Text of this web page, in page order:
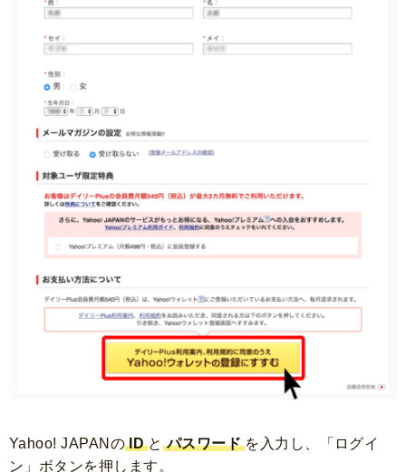
Yahoo! JAPANの ID と パスワード を入力し、「ログイ
ン」ボタンを押します。